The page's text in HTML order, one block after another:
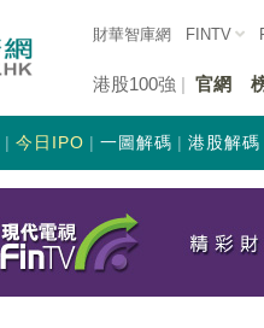
財華智庫網 FINTV
港股100強 官網
今日IPO 一圖解碼 港股解碼